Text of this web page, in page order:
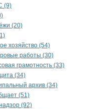
(9)
(20)
хозяйство (54)
работы (30)
грамотность (33)
(34)
архив (34)
(51)
(92)